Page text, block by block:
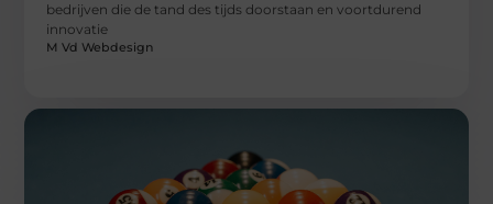
bedrijven die de tand des tijds doorstaan en voortdurend
innovatie
M Vd Webdesign